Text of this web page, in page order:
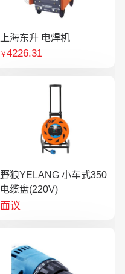
上海东升 电焊机
￥4226.31
野狼YELANG 小车式350
电缆盘(220V)
面议